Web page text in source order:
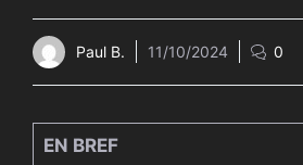
Paul B. 11/10/2024 0
EN BREF